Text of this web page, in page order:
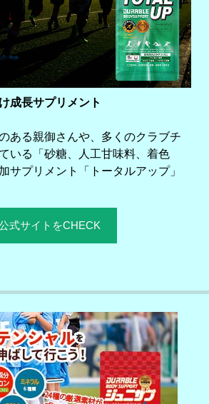
成長サプリメント
ある親御さんや、多くのクラブチ
いる「砂糖、人工甘味料、着色
サプリメント「トータルアップ」
式サイトをCHECK